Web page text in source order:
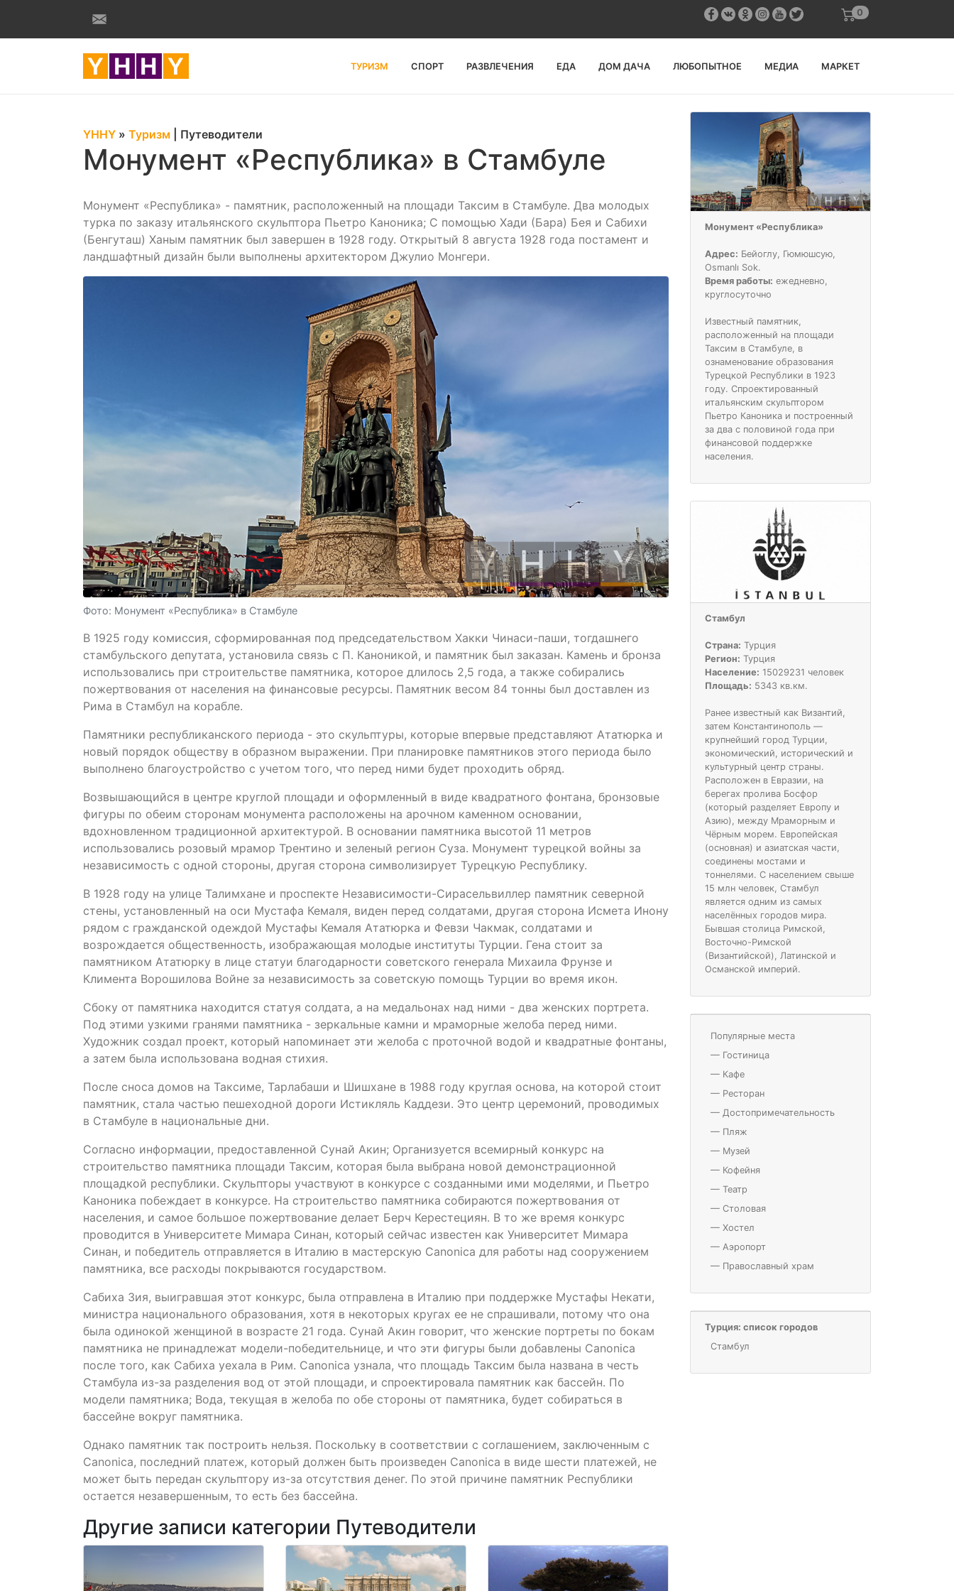
0
ТУРИЗМ СПОРТ РАЗВЛЕЧЕНИЯ ЕДА ДОМ ДАЧА ЛЮБОПЫТНОЕ МЕДИА МАРКЕТ
YHHY » Туризм Путеводители
Монумент «Республика» в Стамбуле
Монумент «Республика» - памятник, расположенный на площади Таксим в Стамбуле. Два молодых
турка по заказу итальянского скульптора Пьетро Каноника; С помощью Хади (Бара) Бея и Сабихи
(Бенгуташ) Ханым памятник был завершен в 1928 году. Открытый 8 августа 1928 года постамент и
ландшафтный дизайн были выполнены архитектором Джулио Монгери.
Фото: Монумент «Республика» в Стамбуле
В 1925 году комиссия, сформированная под председательством Хакки Чинаси-паши, тогдашнего
стамбульского депутата, установила связь с П. Каноникой, и памятник был заказан. Камень и бронза
использовались при строительстве памятника, которое длилось 2,5 года, а также собирались
пожертвования от населения на финансовые ресурсы. Памятник весом 84 тонны был доставлен из
Рима в Стамбул на корабле.
Памятники республиканского периода - это скульптуры, которые впервые представляют Ататюрка и
новый порядок обществу в образном выражении. При планировке памятников этого периода было
выполнено благоустройство с учетом того, что перед ними будет проходить обряд.
Возвышающийся в центре круглой площади и оформленный в виде квадратного фонтана, бронзовые
фигуры по обеим сторонам монумента расположены на арочном каменном основании,
вдохновленном традиционной архитектурой. В основании памятника высотой 11 метров
использовались розовый мрамор Трентино и зеленый регион Суза. Монумент турецкой войны за
независимость с одной стороны, другая сторона символизирует Турецкую Республику.
В 1928 году на улице Талимхане и проспекте Независимости-Сирасельвиллер памятник северной
стены, установленный на оси Мустафа Кемаля, виден перед солдатами, другая сторона Исмета Инону
рядом с гражданской одеждой Мустафы Кемаля Ататюрка и Февзи Чакмак, солдатами и
возрождается общественность, изображающая молодые институты Турции. Гена стоит за
памятником Ататюрку в лице статуи благодарности советского генерала Михаила Фрунзе и
Климента Ворошилова Войне за независимость за советскую помощь Турции во время икон.
Сбоку от памятника находится статуя солдата, а на медальонах над ними - два женских портрета.
Под этими узкими гранями памятника - зеркальные камни и мраморные желоба перед ними.
Художник создал проект, который напоминает эти желоба с проточной водой и квадратные фонтаны,
а затем была использована водная стихия.
После сноса домов на Таксиме, Тарлабаши и Шишхане в 1988 году круглая основа, на которой стоит
памятник, стала частью пешеходной дороги Истикляль Каддези. Это центр церемоний, проводимых
в Стамбуле в национальные дни.
Согласно информации, предоставленной Сунай Акин; Организуется всемирный конкурс на
строительство памятника площади Таксим, которая была выбрана новой демонстрационной
площадкой республики. Скульпторы участвуют в конкурсе с созданными ими моделями, и Пьетро
Каноника побеждает в конкурсе. На строительство памятника собираются пожертвования от
населения, и самое большое пожертвование делает Берч Керестециян. В то же время конкурс
проводится в Университете Мимара Синан, который сейчас известен как Университет Мимара
Синан, и победитель отправляется в Италию в мастерскую Canonica для работы над сооружением
памятника, все расходы покрываются государством.
Сабиха Зия, выигравшая этот конкурс, была отправлена в Италию при поддержке Мустафы Некати,
министра национального образования, хотя в некоторых кругах ее не спрашивали, потому что она
была одинокой женщиной в возрасте 21 года. Сунай Акин говорит, что женские портреты по бокам
памятника не принадлежат модели-победительнице, и что эти фигуры были добавлены Canonica
после того, как Сабиха уехала в Рим. Canonica узнала, что площадь Таксим была названа в честь
Стамбула из-за разделения вод от этой площади, и спроектировала памятник как бассейн. По
модели памятника; Вода, текущая в желоба по обе стороны от памятника, будет собираться в
бассейне вокруг памятника.
Однако памятник так построить нельзя. Поскольку в соответствии с соглашением, заключенным с
Canonica, последний платеж, который должен быть произведен Canonica в виде шести платежей, не
может быть передан скульптору из-за отсутствия денег. По этой причине памятник Республики
остается незавершенным, то есть без бассейна.
Другие записи категории Путеводители
Монумент «Республика»
Адрес: Бейоглу, Гюмюшсую,
Osmanlı Sok.
Время работы: ежедневно,
круглосуточно
Известный памятник,
расположенный на площади
Таксим в Стамбуле, в
ознаменование образования
Турецкой Республики в 1923
году. Спроектированный
итальянским скульптором
Пьетро Каноника и построенный
за два с половиной года при
финансовой поддержке
населения.
Стамбул
Страна: Турция
Регион: Турция
Население: 15029231 человек
Площадь: 5343 кв.км.
Ранее известный как Византий,
затем Константинополь —
крупнейший город Турции,
экономический, исторический и
культурный центр страны.
Расположен в Евразии, на
берегах пролива Босфор
(который разделяет Европу и
Азию), между Мраморным и
Чёрным морем. Европейская
(основная) и азиатская части,
соединены мостами и
тоннелями. С населением свыше
15 млн человек, Стамбул
является одним из самых
населённых городов мира.
Бывшая столица Римской,
Восточно-Римской
(Византийской), Латинской и
Османской империй.
Популярные места
— Гостиница
— Кафе
— Ресторан
— Достопримечательность
— Пляж
— Музей
— Кофейня
— Театр
— Столовая
— Хостел
— Аэропорт
— Православный храм
Турция: список городов
Стамбул